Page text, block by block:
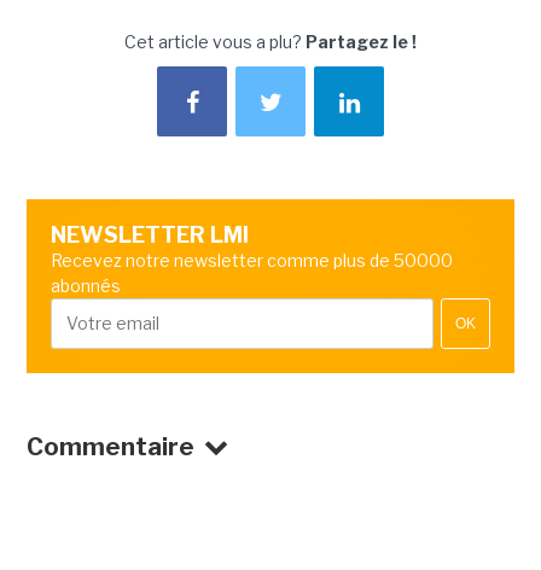
Cet article vous a plu? Partagez le !
NEWSLETTER LMI
Recevez notre newsletter comme plus de 50000
abonnés
OK
Commentaire